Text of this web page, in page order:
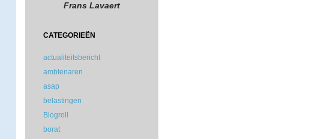
Frans Lavaert
CATEGORIEËN
actualiteitsbericht
ambtenaren
asap
belastingen
Blogroll
borat